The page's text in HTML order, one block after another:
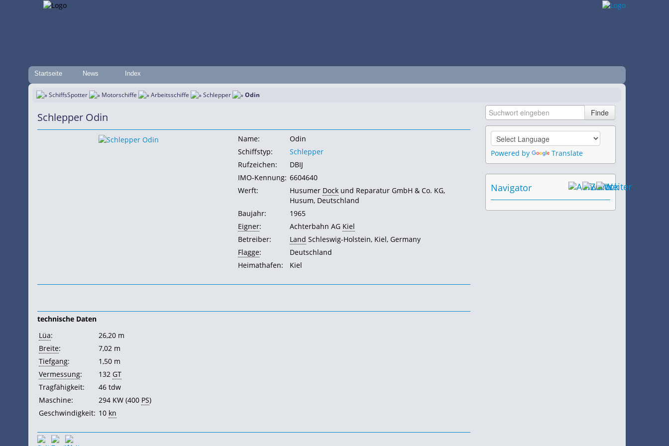
Startseite News Index
SchiffsSpotter Motorschiffe Arbeitsschiffe Schlepper Odin
Schlepper Odin
Name:
Odin
Schiffstyp:
Schlepper
Rufzeichen:
DBIJ
IMO-Kennung: 6604640
Werft:
Husumer Dock und Reparatur GmbH & Co. KG,
Husum, Deutschland
Baujahr:
1965
Eigner: Achterbahn AG Kiel
Betreiber:
Land Schleswig-Holstein, Kiel, Germany
Flagge:
Deutschland
Heimathafen:
Kiel
technische Daten
Lüa:
26,20 m
Breite:
7,02 m
Tiefgang:
1,50 m
Vermessung: 132 GT
Tragfähigkeit:
46 tdw
Maschine:
294 KW (400 PS)
Geschwindigkeit: 10 kn
Powered by Translate
Navigator